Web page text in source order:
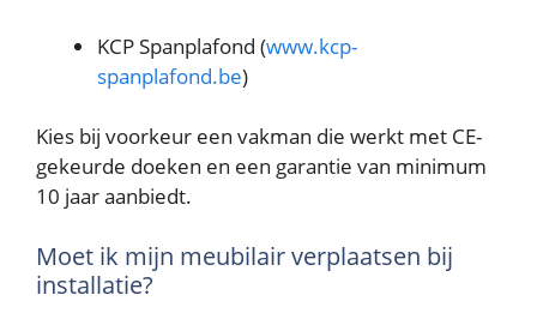
KCP Spanplafond (www.kcp-
spanplafond.be)
Kies bij voorkeur een vakman die werkt met CE-
gekeurde doeken en een garantie van minimum
10 jaar aanbiedt.
Moet ik mijn meubilair verplaatsen bij
installatie?